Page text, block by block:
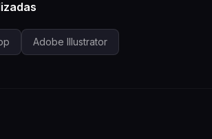
Adobe Illustrator